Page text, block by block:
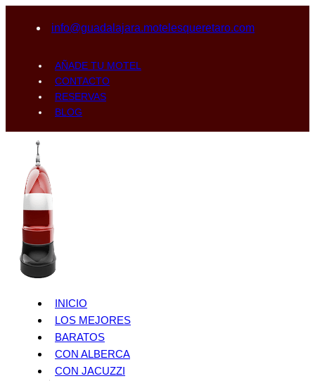
info@guadalajara.motelesqueretaro.com
AÑADE TU MOTEL
CONTACTO
RESERVAS
BLOG
INICIO
LOS MEJORES
BARATOS
CON ALBERCA
CON JACUZZI